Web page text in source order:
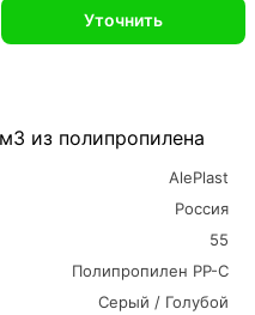
из полипропилена
AlePlast
Россия
55
Полипропилен PP-C
Серый / Голубой
Уточнить